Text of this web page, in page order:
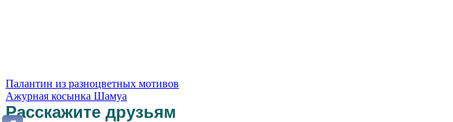
Палантин из разноцветных мотивов
Ажурная косынка Шамуа
Расскажите друзьям